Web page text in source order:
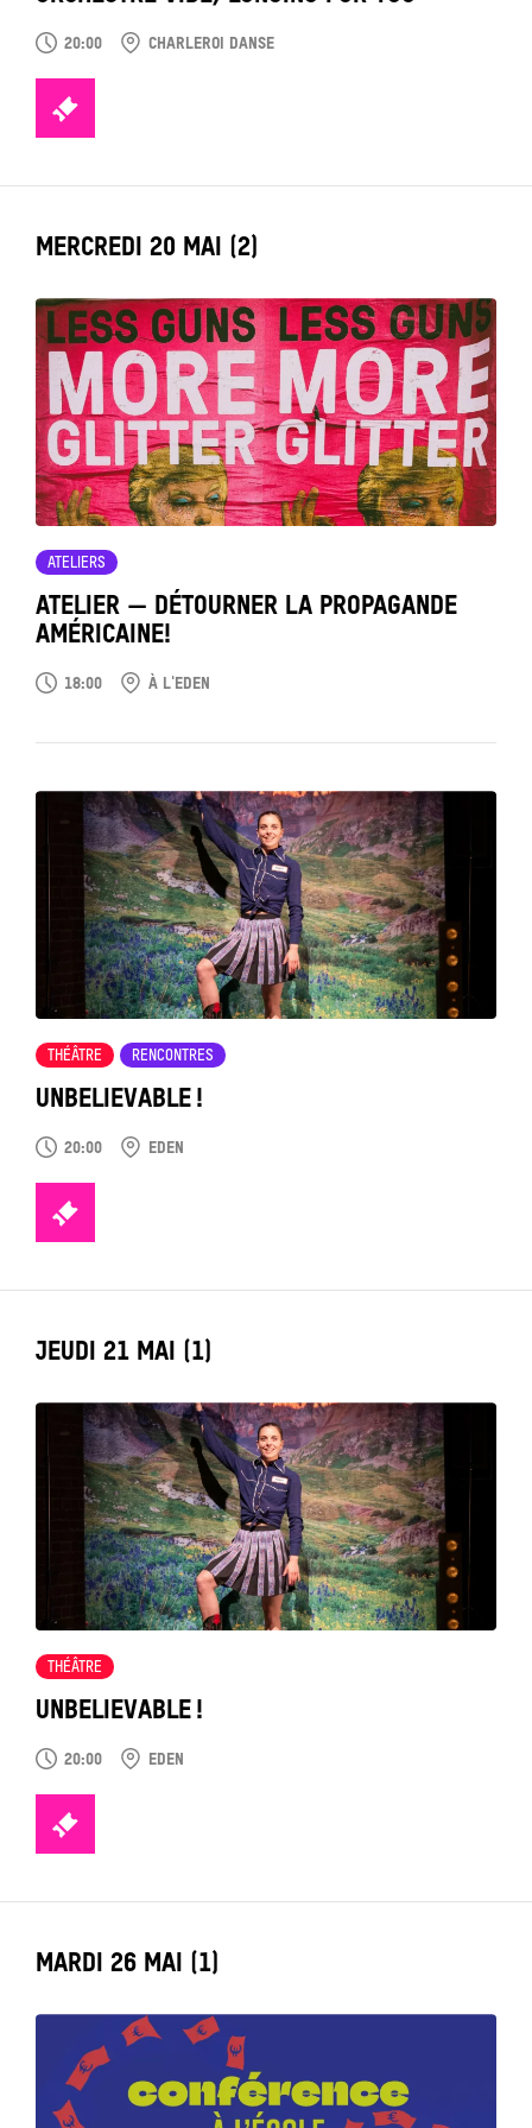
20:00 CHARLEROI DANSE
TICKETS
LABEL_DATE
MERCREDI 20 MAI (2)
ATELIER — DÉTOURNER LA PROPAGANDE
AMÉRICAINE!
ATELIERS
18:00 À L'EDEN
Tout
voir
UNBELIEVABLE !
THÉÂTRE RENCONTRES
20:00 EDEN
TICKETS
LABEL_DATE
JEUDI 21 MAI (1)
UNBELIEVABLE !
THÉÂTRE
20:00 EDEN
TICKETS
LABEL_DATE
MARDI 26 MAI (1)